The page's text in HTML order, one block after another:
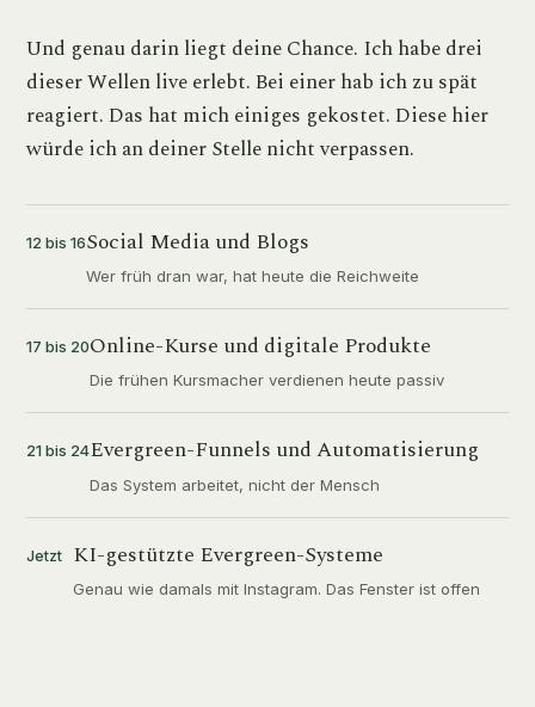
Und genau darin liegt deine Chance. Ich habe drei
dieser Wellen live erlebt. Bei einer hab ich zu spät
reagiert. Das hat mich einiges gekostet. Diese hier
würde ich an deiner Stelle nicht verpassen.
12 bis 16Social Media und Blogs
Wer früh dran war, hat heute die Reichweite
17 bis 20Online-Kurse und digitale Produkte
Die frühen Kursmacher verdienen heute passiv
21 bis 24Evergreen-Funnels und Automatisierung
Das System arbeitet, nicht der Mensch
Jetzt KI-gestützte Evergreen-Systeme
Genau wie damals mit Instagram. Das Fenster ist offen